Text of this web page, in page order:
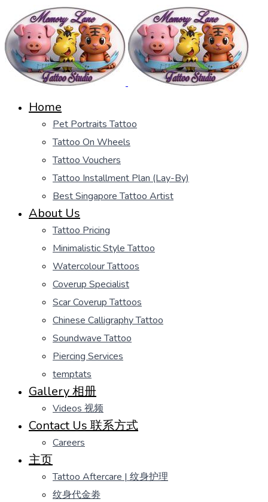
Home
Pet Portraits Tattoo
Tattoo On Wheels
Tattoo Vouchers
Tattoo Installment Plan (Lay-By)
Best Singapore Tattoo Artist
About Us
Tattoo Pricing
Minimalistic Style Tattoo
Watercolour Tattoos
Coverup Specialist
Scar Coverup Tattoos
Chinese Calligraphy Tattoo
Soundwave Tattoo
Piercing Services
temptats
Gallery 相册
Videos 视频
Contact Us 联系方式
Careers
主页
Tattoo Aftercare | 纹身护理
纹身代金劵